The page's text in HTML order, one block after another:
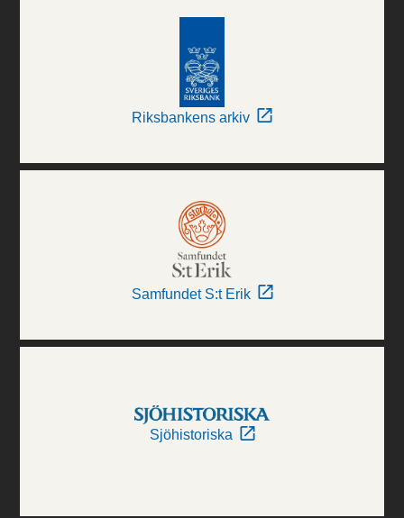
Riksbankens arkiv
Samfundet S:t Erik
Sjöhistoriska